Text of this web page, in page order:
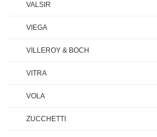
VALSIR
VIEGA
VILLEROY & BOCH
VITRA
VOLA
ZUCCHETTI